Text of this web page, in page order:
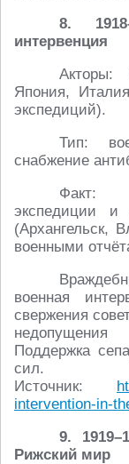
8.
интервенция
Акторы:
Япония,
экспедиций).
Тип:
снабжение
Факт:
экспедиции и
(Архангельск,
военными
военная
свержения
недопущения
Поддержка
сил.
Источник:
intervention-in-
9.
Рижский мир